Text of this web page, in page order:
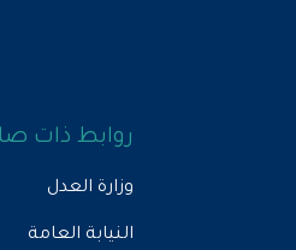
روابط ذات صلة
وزارة العدل
النيابة العامة